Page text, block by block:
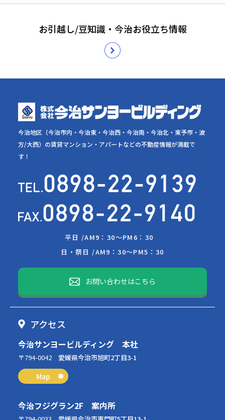
お引越し/豆知識・今治お役立ち情報
今治地区（今治市内・今治東・今治西・今治南・今治北・東予市・波
方/大西）の賃貸マンション・アパートなどの不動産情報が満載で
す！
平日 /AM9：30～PM6：30
日・祭日 /AM9：30～PM5：30
お問い合わせはこちら
アクセス
今治サンヨービルディング 本社
〒794-0042 愛媛県今治市旭町2丁目3-1
Map
今治フジグラン2F 案内所